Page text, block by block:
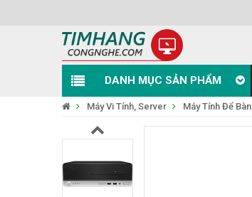
DANH MỤC SẢN PHẨM
Máy Vi Tính, Server Máy Tính Để Bàn